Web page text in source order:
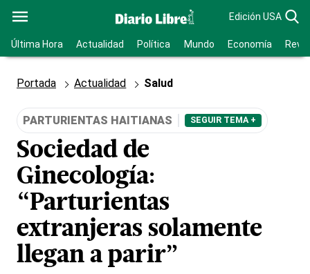
Edición USA
Última Hora Actualidad Política Mundo Economía
Portada Actualidad Salud
PARTURIENTAS HAITIANAS SEGUIR TEMA +
Sociedad de
Ginecología:
“Parturientas
extranjeras solamente
llegan a parir”